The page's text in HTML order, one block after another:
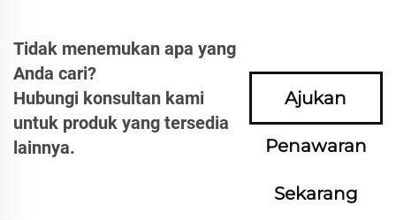
Tidak menemukan apa yang
Anda cari?
Hubungi konsultan kami
untuk produk yang tersedia
lainnya.
Ajukan
Penawaran
Sekarang